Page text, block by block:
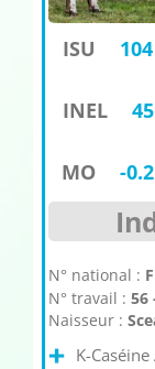
ISU 104
INEL 45
MO -0.2
N° national :
N° travail : 56
Naisseur :
K-Caséine